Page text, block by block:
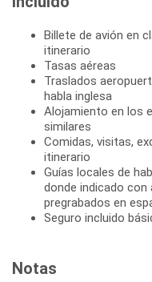
Billete de avión en
itinerario
Tasas aéreas
Traslados
habla inglesa
Alojamiento en los
similares
Comidas, visitas,
itinerario
Guías locales de
donde indicado
pregrabados en
Seguro incluido
Notas